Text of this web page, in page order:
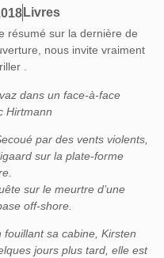
Livres
résumé sur la dernière de
nous invite vraiment
.
dans un face-à-face
Hirtmann
par des vents violents,
sur la plate-forme
sur le meurtre d’une
off-shore.
fouillant sa cabine, Kirsten
jours plus tard, elle est